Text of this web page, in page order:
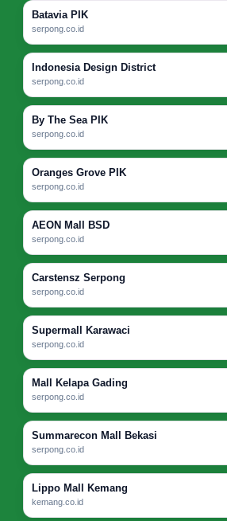
Batavia PIK
serpong.co.id
Indonesia Design District
serpong.co.id
By The Sea PIK
serpong.co.id
Oranges Grove PIK
serpong.co.id
AEON Mall BSD
serpong.co.id
Carstensz Serpong
serpong.co.id
Supermall Karawaci
serpong.co.id
Mall Kelapa Gading
serpong.co.id
Summarecon Mall Bekasi
serpong.co.id
Lippo Mall Kemang
kemang.co.id